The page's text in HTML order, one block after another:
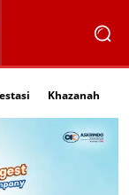
Khazanah